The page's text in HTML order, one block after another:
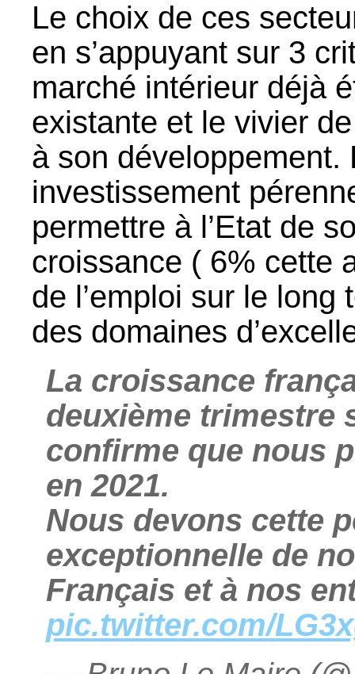
Le choix de ces
en s’appuyant sur 3
marché intérieur déjà
existante et le vivier
à son développement.
investissement
permettre à l’Etat de
croissance ( 6% cette
de l’emploi sur le
des domaines
La croissance
deuxième trimestre
confirme que nous
en 2021.
Nous devons cette
exceptionnelle de
Français et à nos
pic.twitter.com/